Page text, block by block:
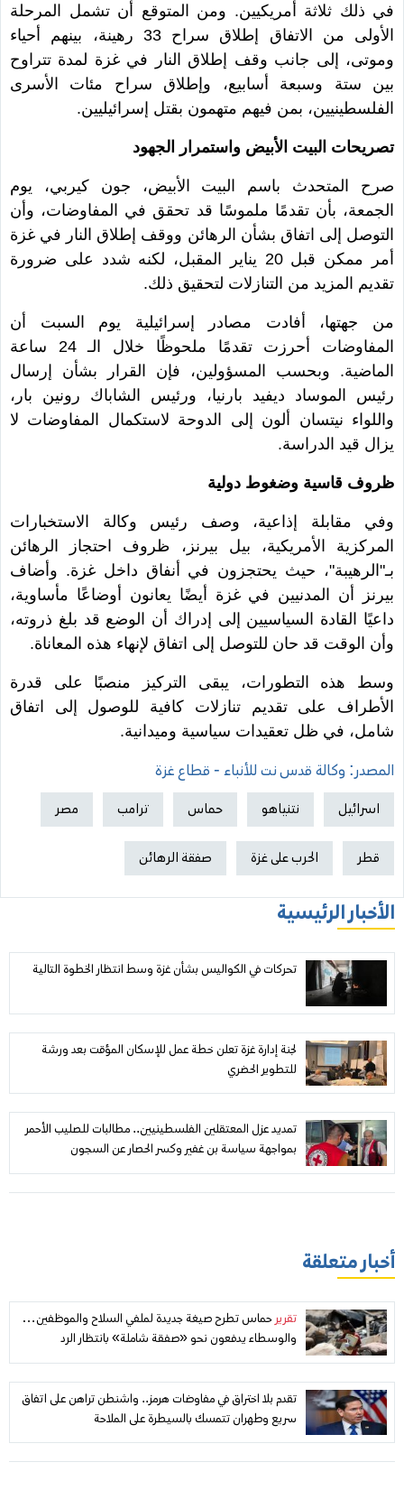
في ذلك ثلاثة أمريكيين. ومن المتوقع أن تشمل المرحلة
الأولى من الاتفاق إطلاق سراح 33 رهينة، بينهم أحياء
وموتى، إلى جانب وقف إطلاق النار في غزة لمدة تتراوح
بين ستة وسبعة أسابيع، وإطلاق سراح مئات الأسرى
الفلسطينيين، بمن فيهم متهمون بقتل إسرائيليين.
تصريحات البيت الأبيض واستمرار الجهود
صرح المتحدث باسم البيت الأبيض، جون كيربي، يوم
الجمعة، بأن تقدمًا ملموسًا قد تحقق في المفاوضات، وأن
التوصل إلى اتفاق بشأن الرهائن ووقف إطلاق النار في غزة
أمر ممكن قبل 20 يناير المقبل، لكنه شدد على ضرورة
تقديم المزيد من التنازلات لتحقيق ذلك.
من جهتها، أفادت مصادر إسرائيلية يوم السبت أن
المفاوضات أحرزت تقدمًا ملحوظًا خلال الـ 24 ساعة
الماضية. وبحسب المسؤولين، فإن القرار بشأن إرسال
رئيس الموساد ديفيد بارنيا، ورئيس الشاباك رونين بار،
واللواء نيتسان ألون إلى الدوحة لاستكمال المفاوضات لا
يزال قيد الدراسة.
ظروف قاسية وضغوط دولية
وفي مقابلة إذاعية، وصف رئيس وكالة الاستخبارات
المركزية الأمريكية، بيل بيرنز، ظروف احتجاز الرهائن
بـ"الرهيبة"، حيث يحتجزون في أنفاق داخل غزة. وأضاف
بيرنز أن المدنيين في غزة أيضًا يعانون أوضاعًا مأساوية،
داعيًا القادة السياسيين إلى إدراك أن الوضع قد بلغ ذروته،
وأن الوقت قد حان للتوصل إلى اتفاق لإنهاء هذه المعاناة.
وسط هذه التطورات، يبقى التركيز منصبًا على قدرة
الأطراف على تقديم تنازلات كافية للوصول إلى اتفاق
شامل، في ظل تعقيدات سياسية وميدانية.
المصدر: وكالة قدس نت للأنباء - قطاع غزة
اسرائيل نتنياهو حماس ترامب مصر
قطر الحرب على غزة صفقة الرهائن
الأخبار الرئيسية
تحركات في الكواليس بشأن غزة وسط انتظار الخطوة التالية
لجنة إدارة غزة تعلن خطة عمل للإسكان المؤقت بعد ورشة
للتطوير الحضري
تمديد عزل المعتقلين الفلسطينيين.. مطالبات للصليب الأحمر
بمواجهة سياسة بن غفير وكسر الحصار عن السجون
أخبار متعلقة
تقرير حماس تطرح صيغة جديدة لملفي السلاح والموظفين…
والوسطاء يدفعون نحو «صفقة شاملة» بانتظار الرد
تقدم بلا اختراق في مفاوضات هرمز.. واشنطن تراهن على اتفاق
سريع وطهران تتمسك بالسيطرة على الملاحة